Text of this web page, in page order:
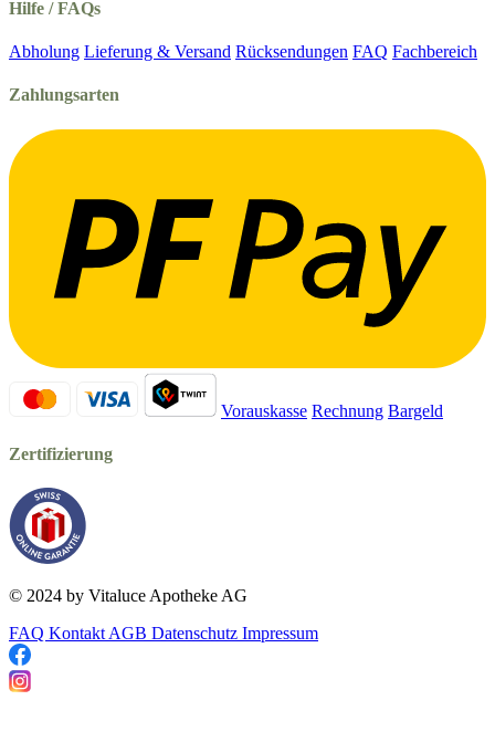
Hilfe / FAQs
Abholung Lieferung & Versand Rücksendungen FAQ Fachbereich
Zahlungsarten
Vorauskasse Rechnung Bargeld
Zertifizierung
© 2024 by Vitaluce Apotheke AG
FAQ Kontakt AGB Datenschutz Impressum